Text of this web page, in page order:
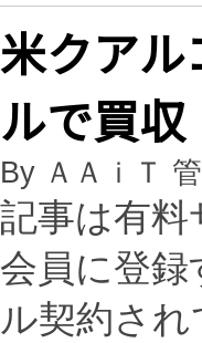
米クアル
ルで買収
By ＡＡｉＴ
記事は有
会員に登
ル契約さ